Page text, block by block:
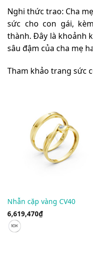
Nghi thức trao: Cha
sức cho con gái,
thành. Đây là khoảnh
sâu đậm của cha mẹ
Tham khảo trang sức
Nhẫn cặp vàng CV40
6,619,470₫